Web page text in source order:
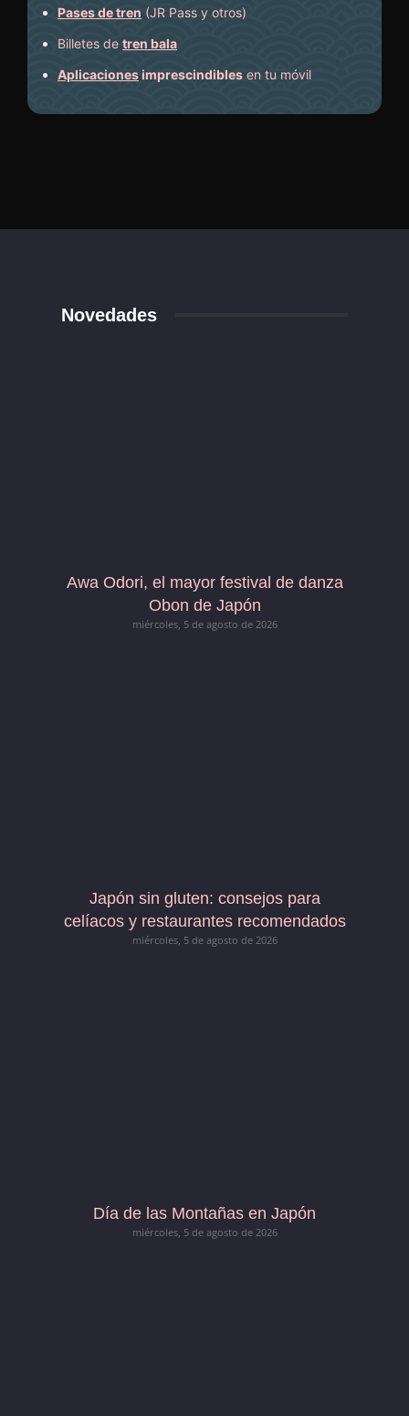
Pases de tren (JR Pass y otros)
Billetes de tren bala
Aplicacionesimprescindibles en tu móvil
Novedades
Awa Odori, el mayor festival de danza
Obon de Japón
miércoles, 5 de agosto de 2026
Japón sin gluten: consejos para
celíacos y restaurantes recomendados
miércoles, 5 de agosto de 2026
Día de las Montañas en Japón
miércoles, 5 de agosto de 2026